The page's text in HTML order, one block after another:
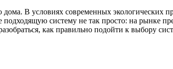
В условиях современных экологических
систему не так просто: на рынке
как правильно подойти к выбору